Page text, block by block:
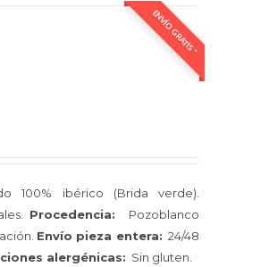
ENVÍO GRATIS *
100% ibérico (Brida verde).
Procedencia: Pozoblanco
Envío pieza entera: 24/48
alergénicas: Sin gluten.